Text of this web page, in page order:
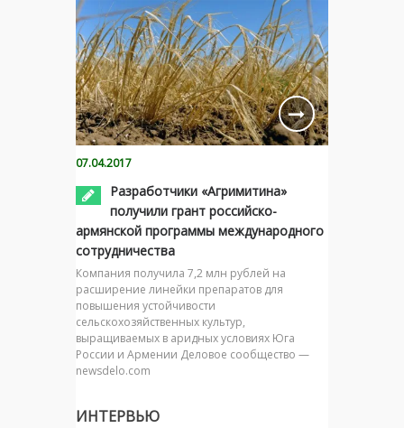
07.04.2017
Разработчики «Агримитина»
получили грант российско-
армянской программы международного
сотрудничества
Компания получила 7,2 млн рублей на
расширение линейки препаратов для
повышения устойчивости
сельскохозяйственных культур,
выращиваемых в аридных условиях Юга
России и Армении Деловое сообщество —
newsdelo.com
ИНТЕРВЬЮ